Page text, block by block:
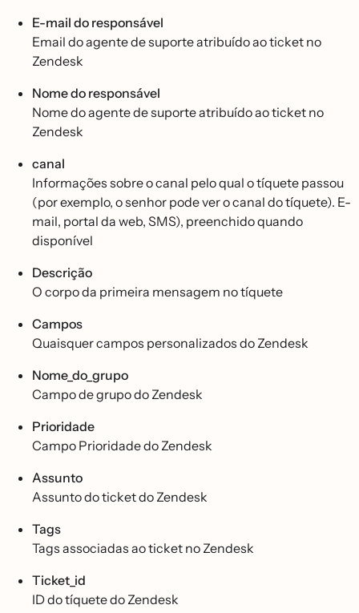
E-mail do responsável
Email do agente de suporte atribuído ao ticket no
Zendesk
Nome do responsável
Nome do agente de suporte atribuído ao ticket no
Zendesk
canal
Informações sobre o canal pelo qual o tíquete passou
(por exemplo, o senhor pode ver o canal do tíquete). E-
mail, portal da web, SMS), preenchido quando
disponível
Descrição
O corpo da primeira mensagem no tíquete
Campos
Quaisquer campos personalizados do Zendesk
Nome_do_grupo
Campo de grupo do Zendesk
Prioridade
Campo Prioridade do Zendesk
Assunto
Assunto do ticket do Zendesk
Tags
Tags associadas ao ticket no Zendesk
Ticket_id
ID do tíquete do Zendesk